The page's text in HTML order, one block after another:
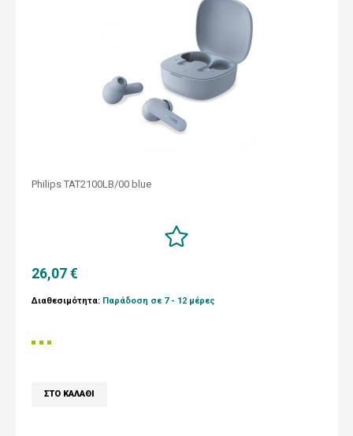
Philips TAT2100LB/00 blue
26,07 €
Διαθεσιμότητα: Παράδοση σε 7 - 12 μέρες